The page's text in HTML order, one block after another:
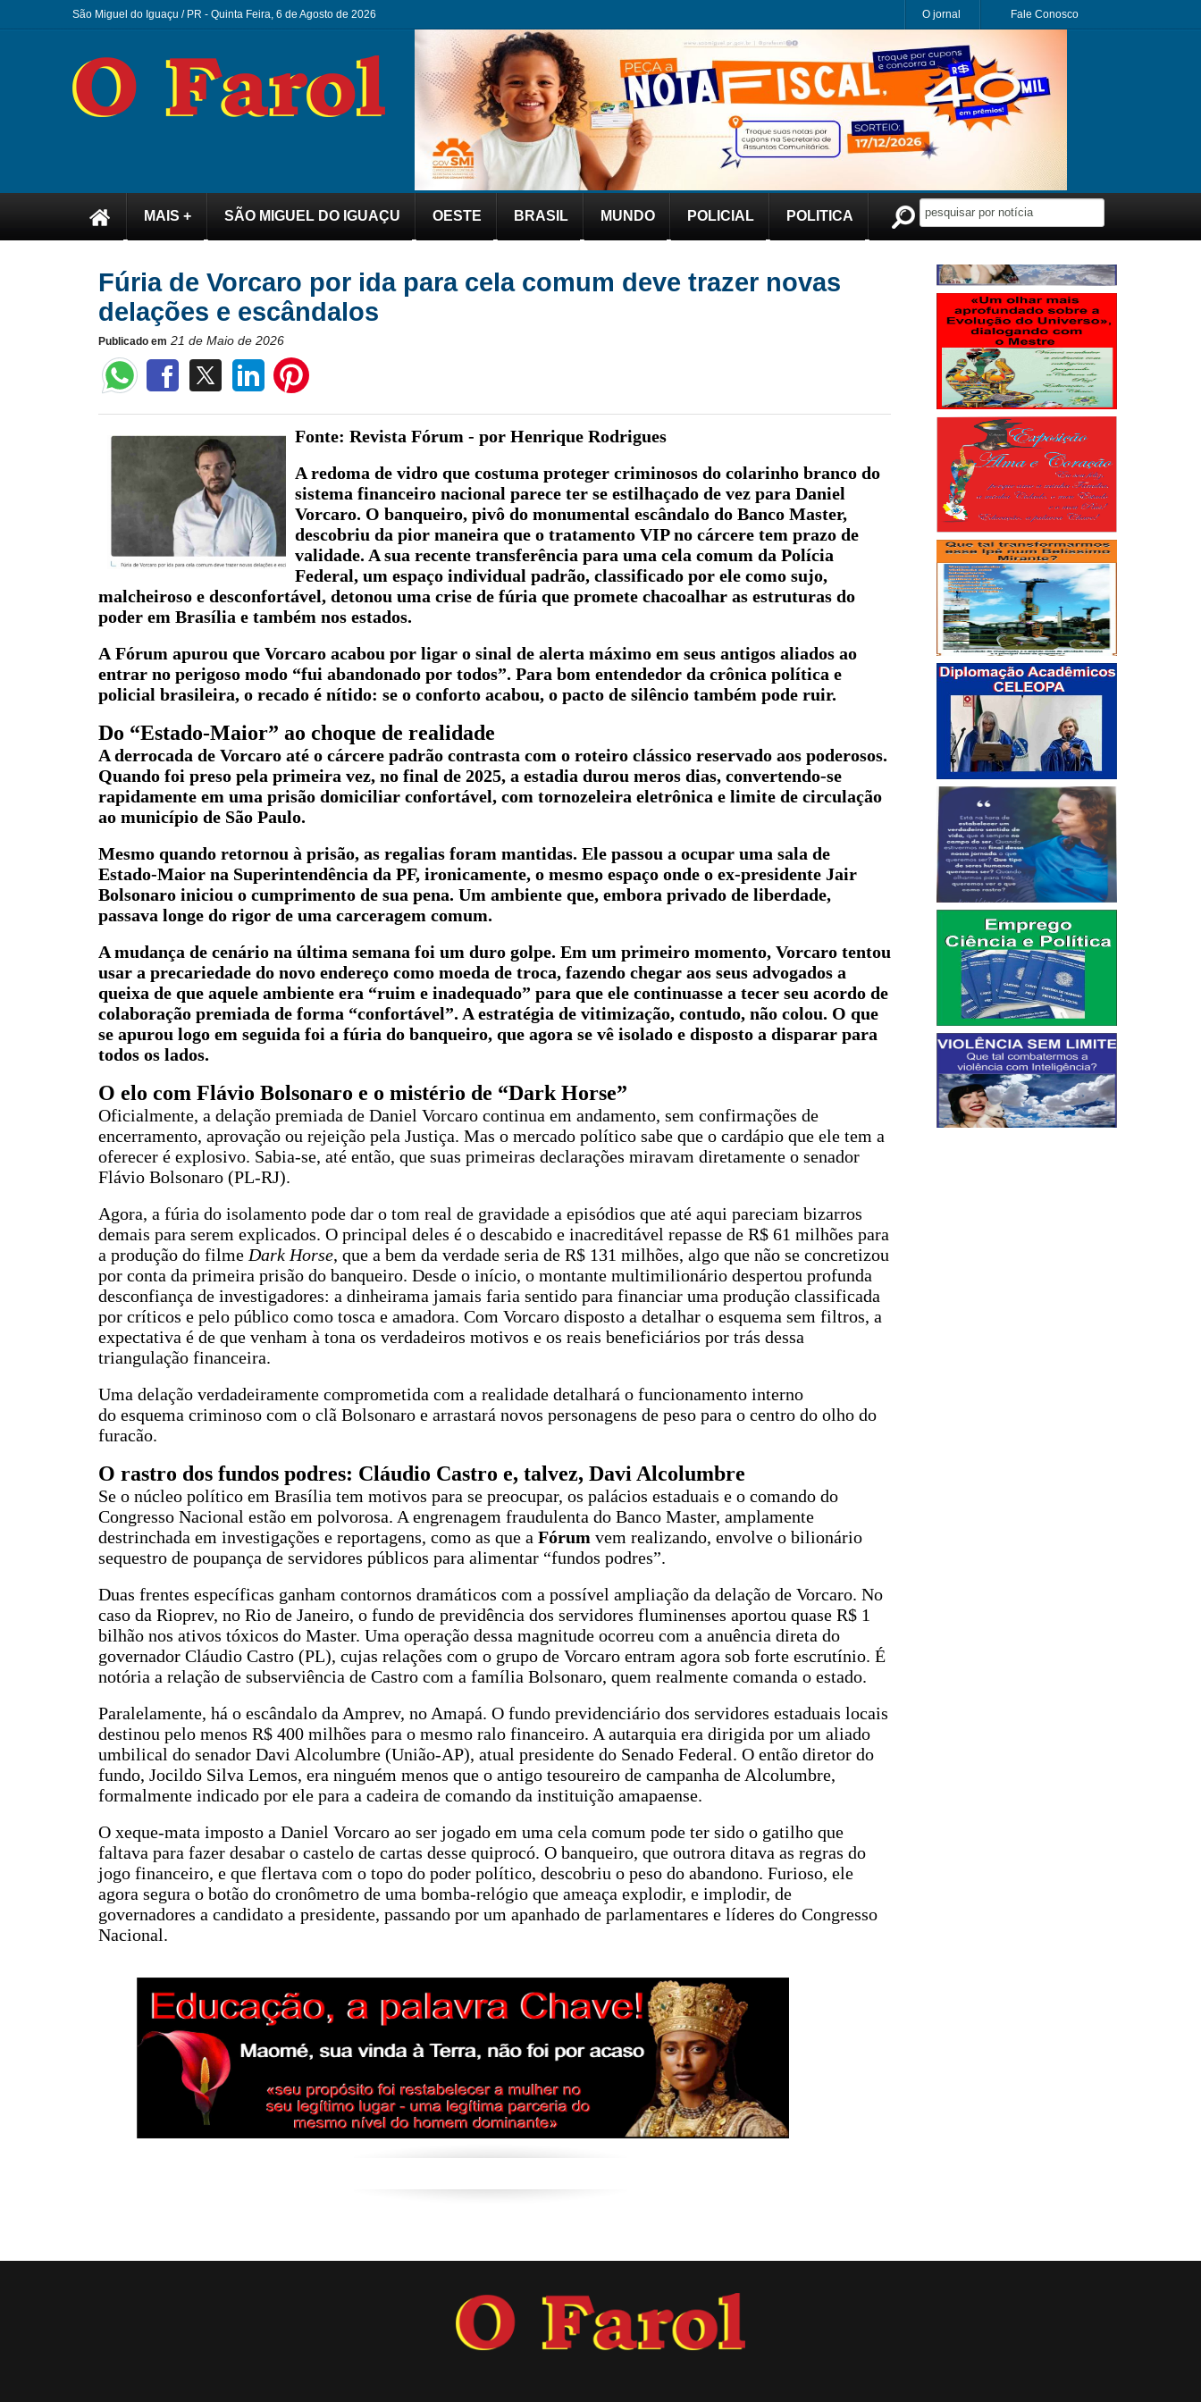
São Miguel do Iguaçu / PR - Quinta Feira, 6 de Agosto de 2026 O jornal Fale Conosco
MAIS + SÃO MIGUEL DO IGUAÇU OESTE BRASIL MUNDO POLICIAL POLITICA
Fúria de Vorcaro por ida para cela comum deve trazer novas
delações e escândalos
Publicado em 21 de Maio de 2026
Fonte: Revista Fórum - por Henrique Rodrigues
A redoma de vidro que costuma proteger criminosos do colarinho branco do
sistema financeiro nacional parece ter se estilhaçado de vez para Daniel
Vorcaro. O banqueiro, pivô do monumental escândalo do Banco Master,
descobriu da pior maneira que o tratamento VIP no cárcere tem prazo de
validade. A sua recente transferência para uma cela comum da Polícia
Federal, um espaço individual padrão, classificado por ele como sujo,
malcheiroso e desconfortável, detonou uma crise de fúria que promete chacoalhar as estruturas do
poder em Brasília e também nos estados.
A Fórum apurou que Vorcaro acabou por ligar o sinal de alerta máximo em seus antigos aliados ao
entrar no perigoso modo “fui abandonado por todos”. Para bom entendedor da crônica política e
policial brasileira, o recado é nítido: se o conforto acabou, o pacto de silêncio também pode ruir.
Do “Estado-Maior” ao choque de realidade
A derrocada de Vorcaro até o cárcere padrão contrasta com o roteiro clássico reservado aos poderosos.
Quando foi preso pela primeira vez, no final de 2025, a estadia durou meros dias, convertendo-se
rapidamente em uma prisão domiciliar confortável, com tornozeleira eletrônica e limite de circulação
ao município de São Paulo.
Mesmo quando retornou à prisão, as regalias foram mantidas. Ele passou a ocupar uma sala de
Estado-Maior na Superintendência da PF, ironicamente, o mesmo espaço onde o ex-presidente Jair
Bolsonaro iniciou o cumprimento de sua pena. Um ambiente que, embora privado de liberdade,
passava longe do rigor de uma carceragem comum.
A mudança de cenário na última semana foi um duro golpe. Em um primeiro momento, Vorcaro tentou
usar a precariedade do novo endereço como moeda de troca, fazendo chegar aos seus advogados a
queixa de que aquele ambiente era “ruim e inadequado” para que ele continuasse a tecer seu acordo de
colaboração premiada de forma “confortável”. A estratégia de vitimização, contudo, não colou. O que
se apurou logo em seguida foi a fúria do banqueiro, que agora se vê isolado e disposto a disparar para
todos os lados.
O elo com Flávio Bolsonaro e o mistério de “Dark Horse”
Oficialmente, a delação premiada de Daniel Vorcaro continua em andamento, sem confirmações de
encerramento, aprovação ou rejeição pela Justiça. Mas o mercado político sabe que o cardápio que ele tem a
oferecer é explosivo. Sabia-se, até então, que suas primeiras declarações miravam diretamente o senador
Flávio Bolsonaro (PL-RJ).
Agora, a fúria do isolamento pode dar o tom real de gravidade a episódios que até aqui pareciam bizarros
demais para serem explicados. O principal deles é o descabido e inacreditável repasse de R$ 61 milhões para
a produção do filme Dark Horse, que a bem da verdade seria de R$ 131 milhões, algo que não se concretizou
por conta da primeira prisão do banqueiro. Desde o início, o montante multimilionário despertou profunda
desconfiança de investigadores: a dinheirama jamais faria sentido para financiar uma produção classificada
por críticos e pelo público como tosca e amadora. Com Vorcaro disposto a detalhar o esquema sem filtros, a
expectativa é de que venham à tona os verdadeiros motivos e os reais beneficiários por trás dessa
triangulação financeira.
Uma delação verdadeiramente comprometida com a realidade detalhará o funcionamento interno
do esquema criminoso com o clã Bolsonaro e arrastará novos personagens de peso para o centro do olho do
furacão.
O rastro dos fundos podres: Cláudio Castro e, talvez, Davi Alcolumbre
Se o núcleo político em Brasília tem motivos para se preocupar, os palácios estaduais e o comando do
Congresso Nacional estão em polvorosa. A engrenagem fraudulenta do Banco Master, amplamente
destrinchada em investigações e reportagens, como as que a Fórum vem realizando, envolve o bilionário
sequestro de poupança de servidores públicos para alimentar “fundos podres”.
Duas frentes específicas ganham contornos dramáticos com a possível ampliação da delação de Vorcaro. No
caso da Rioprev, no Rio de Janeiro, o fundo de previdência dos servidores fluminenses aportou quase R$ 1
bilhão nos ativos tóxicos do Master. Uma operação dessa magnitude ocorreu com a anuência direta do
governador Cláudio Castro (PL), cujas relações com o grupo de Vorcaro entram agora sob forte escrutínio. É
notória a relação de subserviência de Castro com a família Bolsonaro, quem realmente comanda o estado.
Paralelamente, há o escândalo da Amprev, no Amapá. O fundo previdenciário dos servidores estaduais locais
destinou pelo menos R$ 400 milhões para o mesmo ralo financeiro. A autarquia era dirigida por um aliado
umbilical do senador Davi Alcolumbre (União-AP), atual presidente do Senado Federal. O então diretor do
fundo, Jocildo Silva Lemos, era ninguém menos que o antigo tesoureiro de campanha de Alcolumbre,
formalmente indicado por ele para a cadeira de comando da instituição amapaense.
O xeque-mata imposto a Daniel Vorcaro ao ser jogado em uma cela comum pode ter sido o gatilho que
faltava para fazer desabar o castelo de cartas desse quiprocó. O banqueiro, que outrora ditava as regras do
jogo financeiro, e que flertava com o topo do poder político, descobriu o peso do abandono. Furioso, ele
agora segura o botão do cronômetro de uma bomba-relógio que ameaça explodir, e implodir, de
governadores a candidato a presidente, passando por um apanhado de parlamentares e líderes do Congresso
Nacional.